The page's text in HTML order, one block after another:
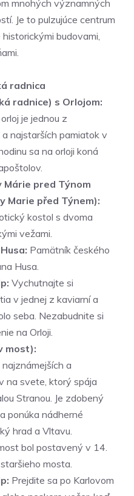
mnohých významných
Je to pulzujúce centrum
budovami,
radnica
radnice) s Orlojom:
je jednou z
najstarších pamiatok v
sa na orloji koná
Márie pred Týnom
Marie před Týnem):
kostol s dvoma
vežami.
Pamätník českého
Husa.
Vychutnajte si
v jednej z kaviarní a
seba. Nezabudnite si
na Orloji.
most):
najznámejších a
na svete, ktorý spája
Stranou. Je zdobený
ponúka nádherné
hrad a Vltavu.
bol postavený v 14.
mosta.
Prejdite sa po Karlovom